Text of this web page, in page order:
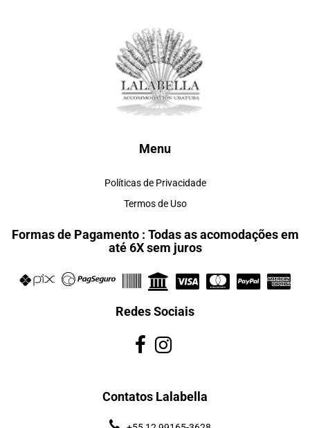
Menu
Políticas de Privacidade
Termos de Uso
Formas de Pagamento : Todas as acomodações em
até 6X sem juros
Redes Sociais
Contatos Lalabella